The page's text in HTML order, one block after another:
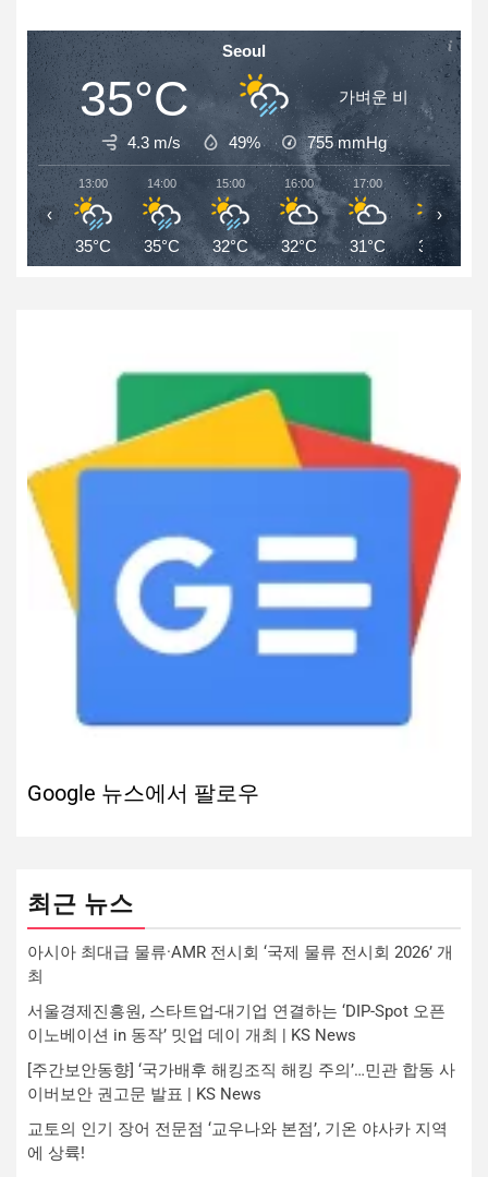
Seoul
35°C 가벼운 비
4.3 m/s 49% 755mmHg
13:00
35°C
14:00
35°C
15:00
32°C
16:00
32°C
17:00
31°C
18:00
30°C
‹ ›
Google 뉴스에서 팔로우
최근 뉴스
아시아 최대급 물류·AMR 전시회 ‘국제 물류 전시회 2026’ 개
최
서울경제진흥원, 스타트업-대기업 연결하는 ‘DIP-Spot 오픈
이노베이션 in 동작’ 밋업 데이 개최 | KS News
[주간보안동향] ‘국가배후 해킹조직 해킹 주의’…민관 합동 사
이버보안 권고문 발표 | KS News
교토의 인기 장어 전문점 ‘교우나와 본점’, 기온 야사카 지역
에 상륙!